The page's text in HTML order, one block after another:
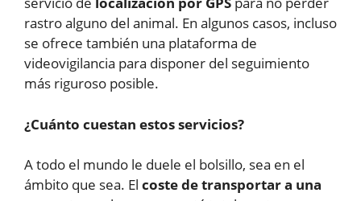
rastro alguno del animal. En algunos casos, incluso
se ofrece también una plataforma de
videovigilancia para disponer del seguimiento
más riguroso posible.
¿Cuánto cuestan estos servicios?
A todo el mundo le duele el bolsillo, sea en el
ámbito que sea. El coste de transportar a una